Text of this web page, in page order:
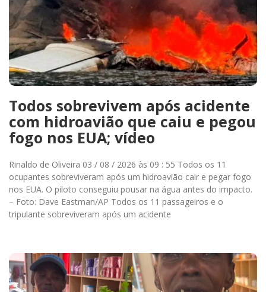
Todos sobrevivem após acidente
com hidroavião que caiu e pegou
fogo nos EUA; vídeo
Rinaldo de Oliveira 03 / 08 / 2026 às 09 : 55 Todos os 11
ocupantes sobreviveram após um hidroavião cair e pegar fogo
nos EUA. O piloto conseguiu pousar na água antes do impacto.
– Foto: Dave Eastman/AP Todos os 11 passageiros e o
tripulante sobreviveram após um acidente